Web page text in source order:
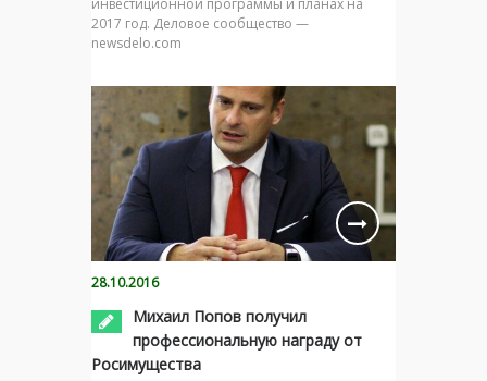
инвестиционной программы и планах на
2017 год. Деловое сообщество —
newsdelo.com
28.10.2016
Михаил Попов получил
профессиональную награду от
Росимущества